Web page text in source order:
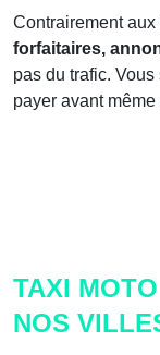
Contrairement
forfaitaires,
pas du trafic.
payer avant
TAXI
NOS